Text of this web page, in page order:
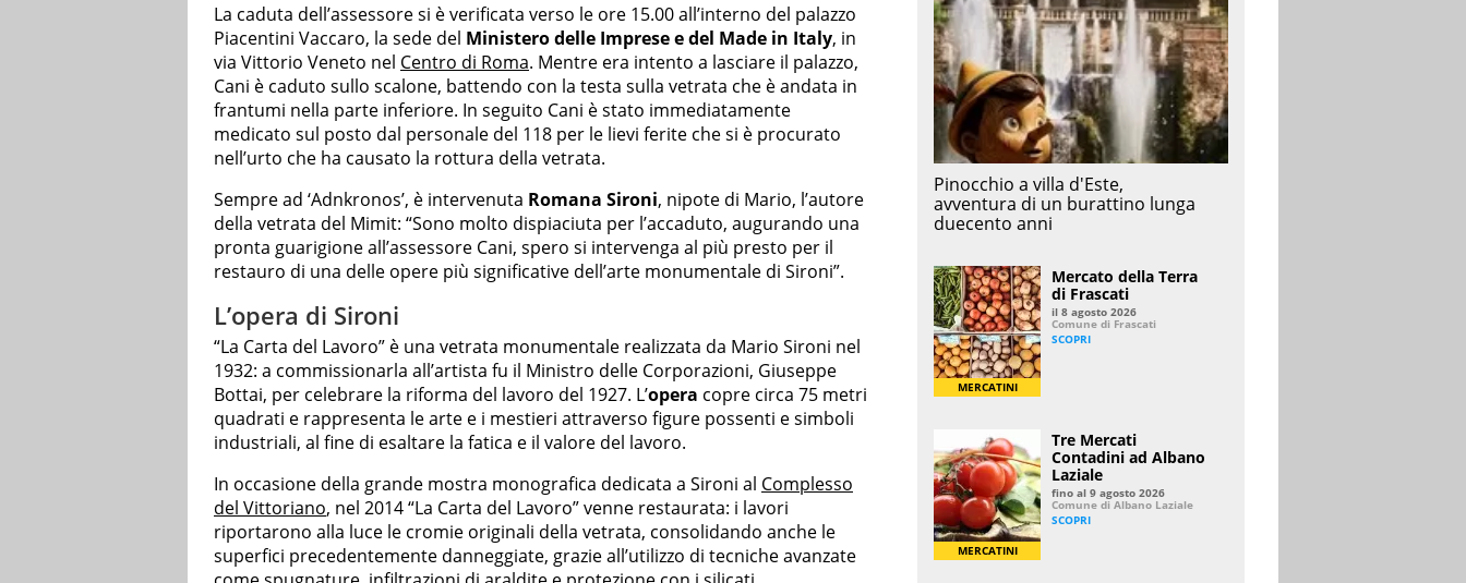
La caduta dell’assessore si è verificata verso le ore 15.00 all’interno del palazzo
Piacentini Vaccaro, la sede del Ministero delle Imprese e del Made in Italy, in
via Vittorio Veneto nel Centro di Roma. Mentre era intento a lasciare il palazzo,
Cani è caduto sullo scalone, battendo con la testa sulla vetrata che è andata in
frantumi nella parte inferiore. In seguito Cani è stato immediatamente
medicato sul posto dal personale del 118 per le lievi ferite che si è procurato
nell’urto che ha causato la rottura della vetrata.
Sempre ad ‘Adnkronos’, è intervenuta Romana Sironi, nipote di Mario, l’autore
della vetrata del Mimit: “Sono molto dispiaciuta per l’accaduto, augurando una
pronta guarigione all’assessore Cani, spero si intervenga al più presto per il
restauro di una delle opere più significative dell’arte monumentale di Sironi”.
L’opera di Sironi
“La Carta del Lavoro” è una vetrata monumentale realizzata da Mario Sironi nel
1932: a commissionarla all’artista fu il Ministro delle Corporazioni, Giuseppe
Bottai, per celebrare la riforma del lavoro del 1927. L’opera copre circa 75 metri
quadrati e rappresenta le arte e i mestieri attraverso figure possenti e simboli
industriali, al fine di esaltare la fatica e il valore del lavoro.
In occasione della grande mostra monografica dedicata a Sironi al Complesso
del Vittoriano, nel 2014 “La Carta del Lavoro” venne restaurata: i lavori
riportarono alla luce le cromie originali della vetrata, consolidando anche le
superfici precedentemente danneggiate, grazie all’utilizzo di tecniche avanzate